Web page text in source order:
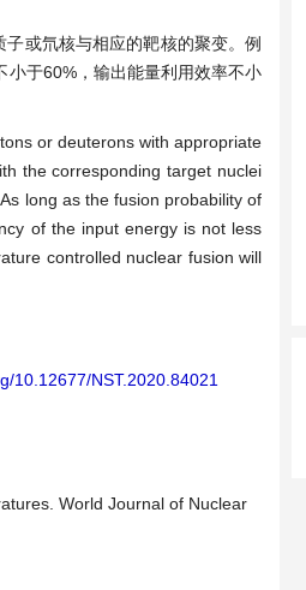
或氘核与相应的靶核的聚变。例
于60%，输出能量利用效率不小
or deuterons with appropriate
the corresponding target nuclei
long as the fusion probability of
of the input energy is not less
controlled nuclear fusion will
10.12677/NST.2020.84021
World Journal of Nuclear